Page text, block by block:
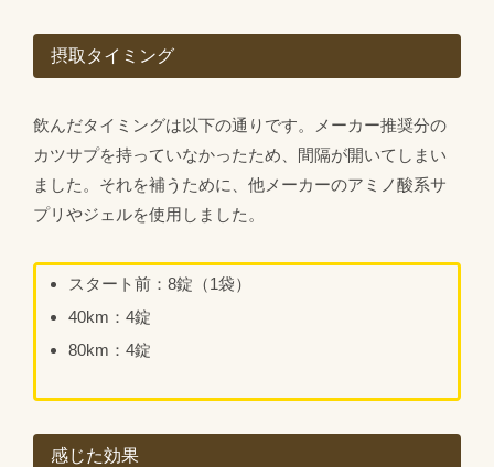
摂取タイミング
飲んだタイミングは以下の通りです。メーカー推奨分の
カツサプを持っていなかったため、間隔が開いてしまい
ました。それを補うために、他メーカーのアミノ酸系サ
プリやジェルを使用しました。
スタート前：8錠（1袋）
40km：4錠
80km：4錠
感じた効果